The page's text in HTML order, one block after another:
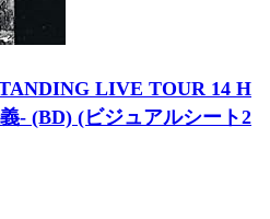
LIVE TOUR 14 H
- (BD) (ビジュアルシート2